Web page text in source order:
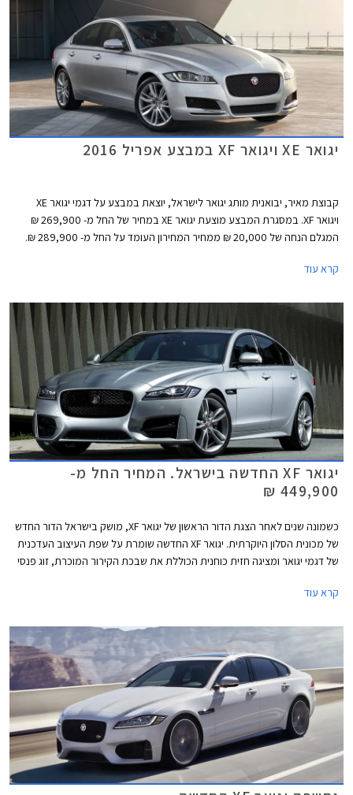
יגואר XE ויגואר XF במבצע אפריל 2016
קבוצת מאיר, יבואנית מותג יגואר לישראל, יוצאת במבצע על דגמי יגואר XE
ויגואר XF. במסגרת המבצע מוצעת יגואר XE במחיר של החל מ- 269,900 ₪
המגלם הנחה של 20,000 ₪ ממחיר המחירון העומד על החל מ- 289,900 ₪.
הנחה של 30,000 ₪ ממחיר המחירון העומד על החל מ- 449,900 ₪.
קרא עוד
יגואר XF החדשה בישראל. המחיר החל מ-
449,900 ₪
כשמונה שנים לאחר הצגת הדור הראשון של יגואר XF, מושק בישראל הדור החדש
של מכונית הסלון היוקרתית. יגואר XF החדשה שומרת על שפת העיצוב העדכנית
של דגמי יגואר ומציגה חזית כוחנית הכוללת את שבכת הקירור המוכרת, זוג פנסי
קרא עוד